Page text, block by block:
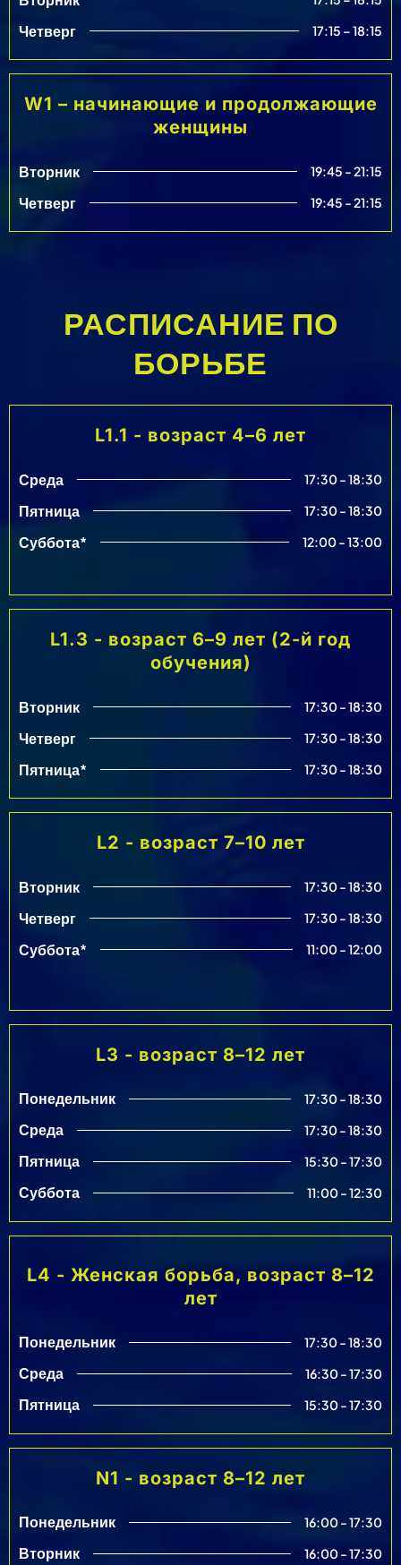
Четверг 17:15 – 18:15
W1 – начинающие и продолжающие
женщины
Вторник 19:45 - 21:15
Четверг 19:45 - 21:15
РАСПИСАНИЕ ПО
БОРЬБЕ
L1.1 - возраст 4–6 лет
Среда 17:30 - 18:30
Пятница 17:30 - 18:30
Суббота* 12:00 - 13:00
L1.3 - возраст 6–9 лет (2-й год
обучения)
Вторник 17:30 - 18:30
Четверг 17:30 - 18:30
Пятница* 17:30 - 18:30
L2 - возраст 7–10 лет
Вторник 17:30 - 18:30
Четверг 17:30 - 18:30
Суббота* 11:00 - 12:00
L3 - возраст 8–12 лет
Понедельник 17:30 - 18:30
Среда 17:30 - 18:30
Пятница 15:30 - 17:30
Суббота 11:00 - 12:30
L4 - Женская борьба, возраст 8–12
лет
Понедельник 17:30 - 18:30
Среда 16:30 - 17:30
Пятница 15:30 - 17:30
N1 - возраст 8–12 лет
Понедельник 16:00 - 17:30
Вторник 16:00 - 17:30